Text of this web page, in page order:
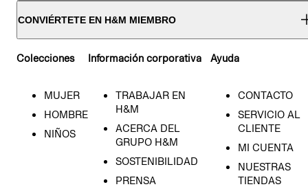
CONVIÉRTETE EN H&M MIEMBRO
Colecciones
MUJER
HOMBRE
NIÑOS
Información corporativa
TRABAJAR EN
H&M
ACERCA DEL
GRUPO H&M
SOSTENIBILIDAD
PRENSA
Ayuda
CONTACTO
SERVICIO AL
CLIENTE
MI CUENTA
NUESTRAS
TIENDAS